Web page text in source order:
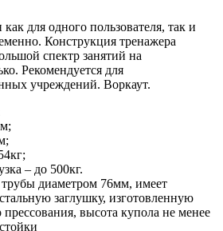
для одного пользователя, так и
Конструкция тренажера
спектр занятий на
Рекомендуется для
учреждений. Воркаут.
– до 500кг.
трубы диаметром 76мм, имеет
заглушку, изготовленную
прессования, высота купола не менее